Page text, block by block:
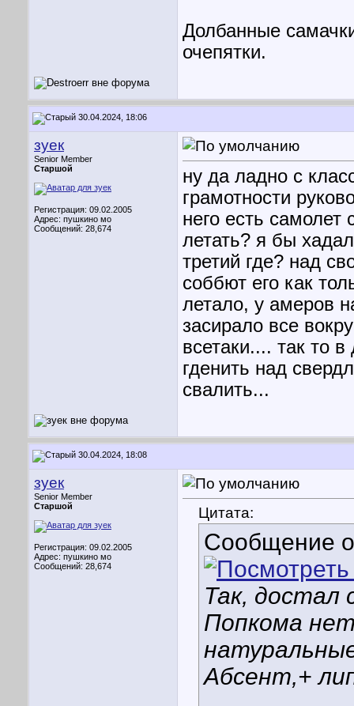
Долбанные
очепятки.
30.04.2024, 18:06
зуек
Senior Member
Старшой
Регистрация: 09.02.2005
Адрес: пушкино мо
Сообщений: 28,674
ну да ладно с
грамотности
него есть
летать? я бы
третий где? над
соббют его как
летало, у амеров
засирало все
всетаки.... так то
гденить над
свалить...
30.04.2024, 18:08
зуек
Senior Member
Старшой
Регистрация: 09.02.2005
Адрес: пушкино мо
Сообщений: 28,674
Цитата:
Сообщение
Так, достал
Попкома
Абсент,+